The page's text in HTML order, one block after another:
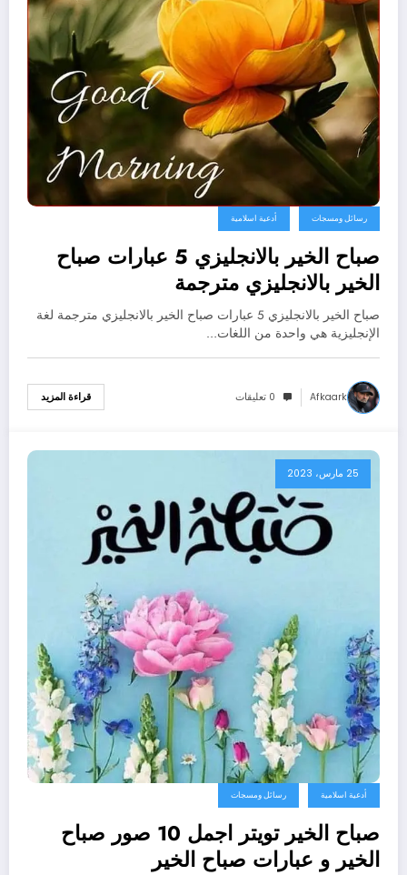
رسائل ومسجات أدعية اسلامية
صباح الخير بالانجليزي 5 عبارات صباح
الخير بالانجليزي مترجمة
صباح الخير بالانجليزي 5 عبارات صباح الخير بالانجليزي مترجمة لغة
الإنجليزية هي واحدة من اللغات…
Afkaark 0 تعليقات قراءة المزيد
25 مارس، 2023
أدعية اسلامية رسائل ومسجات
صباح الخير تويتر اجمل 10 صور صباح
الخير و عبارات صباح الخير